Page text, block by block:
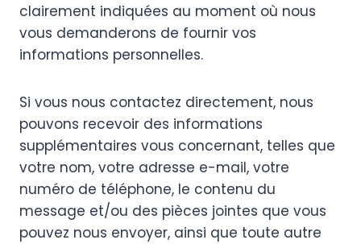
clairement indiquées au moment où nous
vous demanderons de fournir vos
informations personnelles.
Si vous nous contactez directement, nous
pouvons recevoir des informations
supplémentaires vous concernant, telles que
votre nom, votre adresse e-mail, votre
numéro de téléphone, le contenu du
message et/ou des pièces jointes que vous
pouvez nous envoyer, ainsi que toute autre